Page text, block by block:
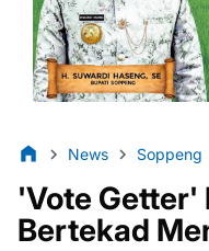
News Soppeng
'Vote Getter'
Bertekad